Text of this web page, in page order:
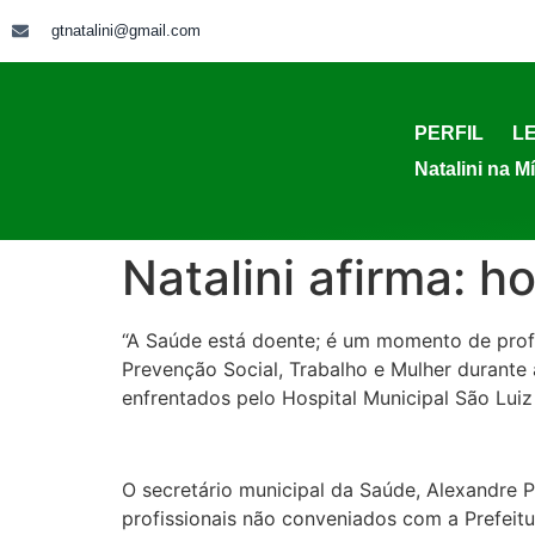
gtnatalini@gmail.com
PERFIL
Natalini na
Natalini afirma:
“A Saúde está doente; é um momento de
Prevenção Social, Trabalho e Mulher
enfrentados pelo Hospital Municipal São
O secretário municipal da Saúde, Alexandre
profissionais não conveniados com a